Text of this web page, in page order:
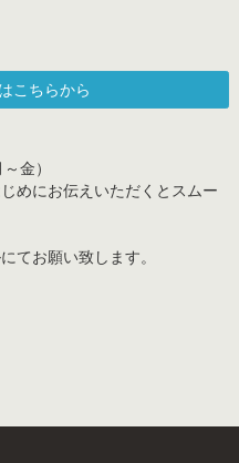
こちらから
金）
めにお伝えいただくとスムー
てお願い致します。